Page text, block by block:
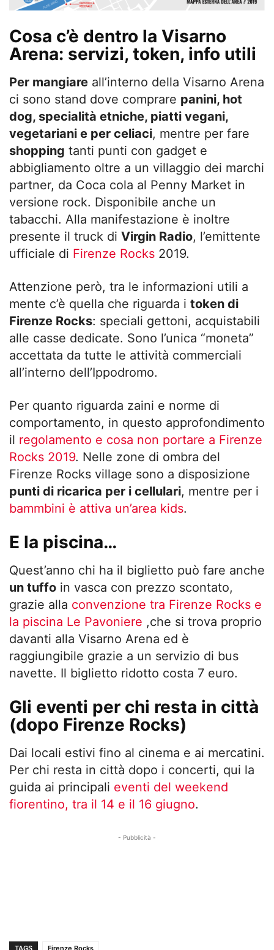
Cosa c’è dentro la Visarno
Arena: servizi, token, info utili
Per mangiare all’interno della Visarno Arena
ci sono stand dove comprare panini, hot
dog, specialità etniche, piatti vegani,
vegetariani e per celiaci, mentre per fare
shopping tanti punti con gadget e
abbigliamento oltre a un villaggio dei marchi
partner, da Coca cola al Penny Market in
versione rock. Disponibile anche un
tabacchi. Alla manifestazione è inoltre
presente il truck di Virgin Radio, l’emittente
ufficiale di Firenze Rocks 2019.
Attenzione però, tra le informazioni utili a
mente c’è quella che riguarda i token di
Firenze Rocks: speciali gettoni, acquistabili
alle casse dedicate. Sono l’unica “moneta”
accettata da tutte le attività commerciali
all’interno dell’Ippodromo.
Per quanto riguarda zaini e norme di
comportamento, in questo approfondimento
il regolamento e cosa non portare a Firenze
Rocks 2019. Nelle zone di ombra del
Firenze Rocks village sono a disposizione
punti di ricarica per i cellulari, mentre per i
bammbini è attiva un’area kids.
E la piscina…
Quest’anno chi ha il biglietto può fare anche
un tuffo in vasca con prezzo scontato,
grazie alla convenzione tra Firenze Rocks e
la piscina Le Pavoniere ,che si trova proprio
davanti alla Visarno Arena ed è
raggiungibile grazie a un servizio di bus
navette. Il biglietto ridotto costa 7 euro.
Gli eventi per chi resta in città
(dopo Firenze Rocks)
Dai locali estivi fino al cinema e ai mercatini.
Per chi resta in città dopo i concerti, qui la
guida ai principali eventi del weekend
fiorentino, tra il 14 e il 16 giugno.
- Pubblicità -